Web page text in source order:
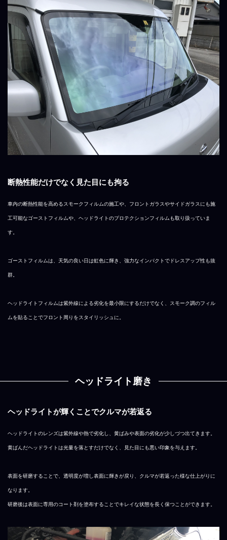
断熱性能だけでなく見た目にも拘る
車内の断熱性能を高めるスモークフィルムの施工や、フロントガラスやサイドガラスにも施
工可能なゴーストフィルムや、ヘッドライトのプロテクションフィルムも取り扱っていま
す。
ゴーストフィルムは、天気の良い日は虹色に輝き、強力なインパクトでドレスアップ性も抜
群。
ヘッドライトフィルムは紫外線による劣化を最小限にするだけでなく、スモーク調のフィル
ムを貼ることでフロント周りをスタイリッシュに。
ヘッドライト磨き
ヘッドライトが輝くことでクルマが若返る
ヘッドライトのレンズは紫外線や熱で劣化し、黄ばみや表面の劣化が少しづつ出てきます。
黄ばんだヘッドライトは光量を落とすだけでなく、見た目にも悪い印象を与えます。
表面を研磨することで、透明度が増し表面に輝きが戻り、クルマが若返った様な仕上がりに
なります。
研磨後は表面に専用のコート剤を塗布することでキレイな状態を長く保つことができます。